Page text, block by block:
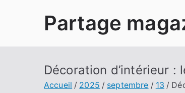
Partage
Décoration d’intérieur
Accueil 2025 septembre 13